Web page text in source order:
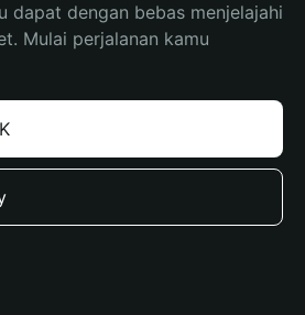
dapat dengan bebas menjelajahi
Mulai perjalanan kamu